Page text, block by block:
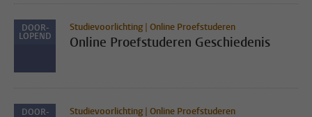
DOOR-
LOPEND
Studievoorlichting | Online Proefstuderen
Online Proefstuderen Geschiedenis
DOOR- Studievoorlichting | Online Proefstuderen